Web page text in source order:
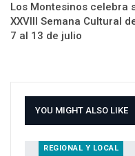
Los Montesinos celebra
XXVIII Semana Cultural
7 al 13 de julio
YOU MIGHT ALSO LIKE
REGIONAL Y LOCAL